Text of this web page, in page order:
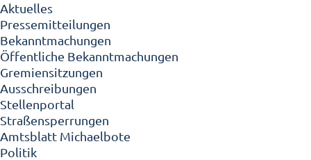
Aktuelles
Pressemitteilungen
Bekanntmachungen
Öffentliche Bekanntmachungen
Gremiensitzungen
Ausschreibungen
Stellenportal
Straßensperrungen
Amtsblatt Michaelbote
Politik